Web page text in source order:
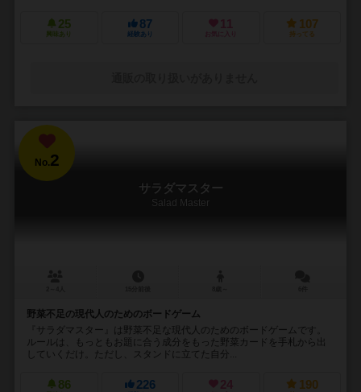
25
興味あり
87
経験あり
11
お気に入り
107
持ってる
No.2
サラダマスター
Salad Master
野菜不足の現代人のためのボードゲーム
『サラダマスター』は野菜不足な現代人のためのボードゲームです。
ルールは、もっともお題に合う成分をもった野菜カードを手札から出
していくだけ。ただし、スタンドに立てた自分...
86 226 24 190